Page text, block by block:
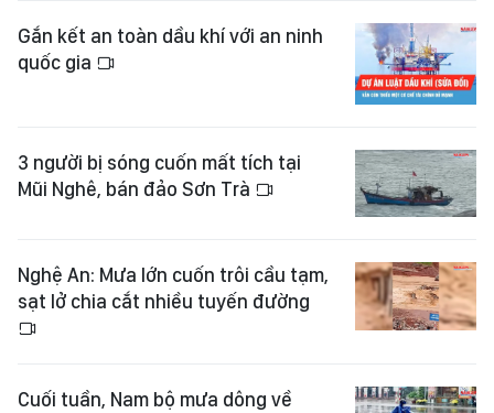
Gắn kết an toàn dầu khí với an ninh
quốc gia
3 người bị sóng cuốn mất tích tại
Mũi Nghê, bán đảo Sơn Trà
Nghệ An: Mưa lớn cuốn trôi cầu tạm,
sạt lở chia cắt nhiều tuyến đường
Cuối tuần, Nam bộ mưa dông về